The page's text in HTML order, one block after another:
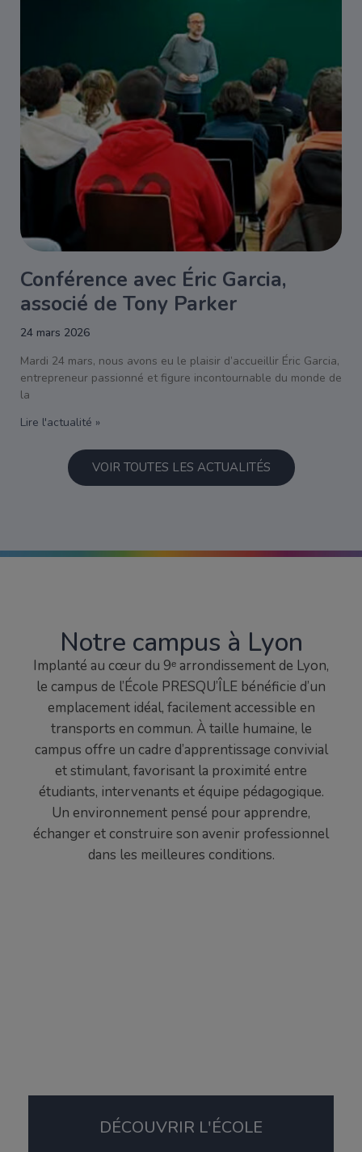
Conférence avec Éric Garcia,
associé de Tony Parker
24 mars 2026
Mardi 24 mars, nous avons eu le plaisir d’accueillir Éric Garcia,
entrepreneur passionné et figure incontournable du monde de
la
Lire l'actualité »
VOIR TOUTES LES ACTUALITÉS
Notre campus à Lyon
Implanté au cœur du 9ᵉ arrondissement de Lyon,
le campus de l’École PRESQU’ÎLE bénéficie d’un
emplacement idéal, facilement accessible en
transports en commun. À taille humaine, le
campus offre un cadre d’apprentissage convivial
et stimulant, favorisant la proximité entre
étudiants, intervenants et équipe pédagogique.
Un environnement pensé pour apprendre,
échanger et construire son avenir professionnel
dans les meilleures conditions.
DÉCOUVRIR L'ÉCOLE